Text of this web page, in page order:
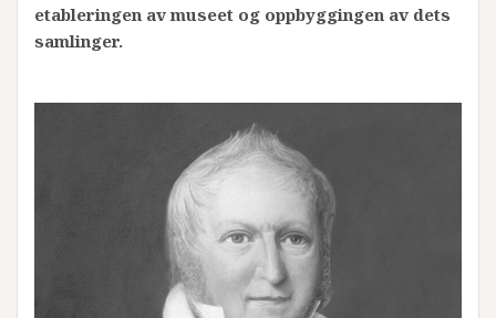
etableringen av museet og oppbyggingen av dets
samlinger.